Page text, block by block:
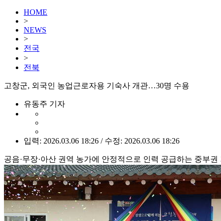
HOME
>
NEWS
>
전국
>
전북
고창군, 외국인 농업근로자용 기숙사 개관…30명 수용
유동주 기자
입력: 2026.03.06 18:26 / 수정: 2026.03.06 18:26
공음·무장·아산 권역 농가에 안정적으로 인력 공급하는 중부권